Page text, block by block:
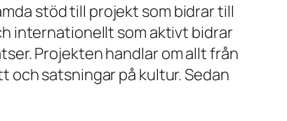
stöd till projekt som bidrar till
internationellt som aktivt bidrar
Projekten handlar om allt från
satsningar på kultur. Sedan